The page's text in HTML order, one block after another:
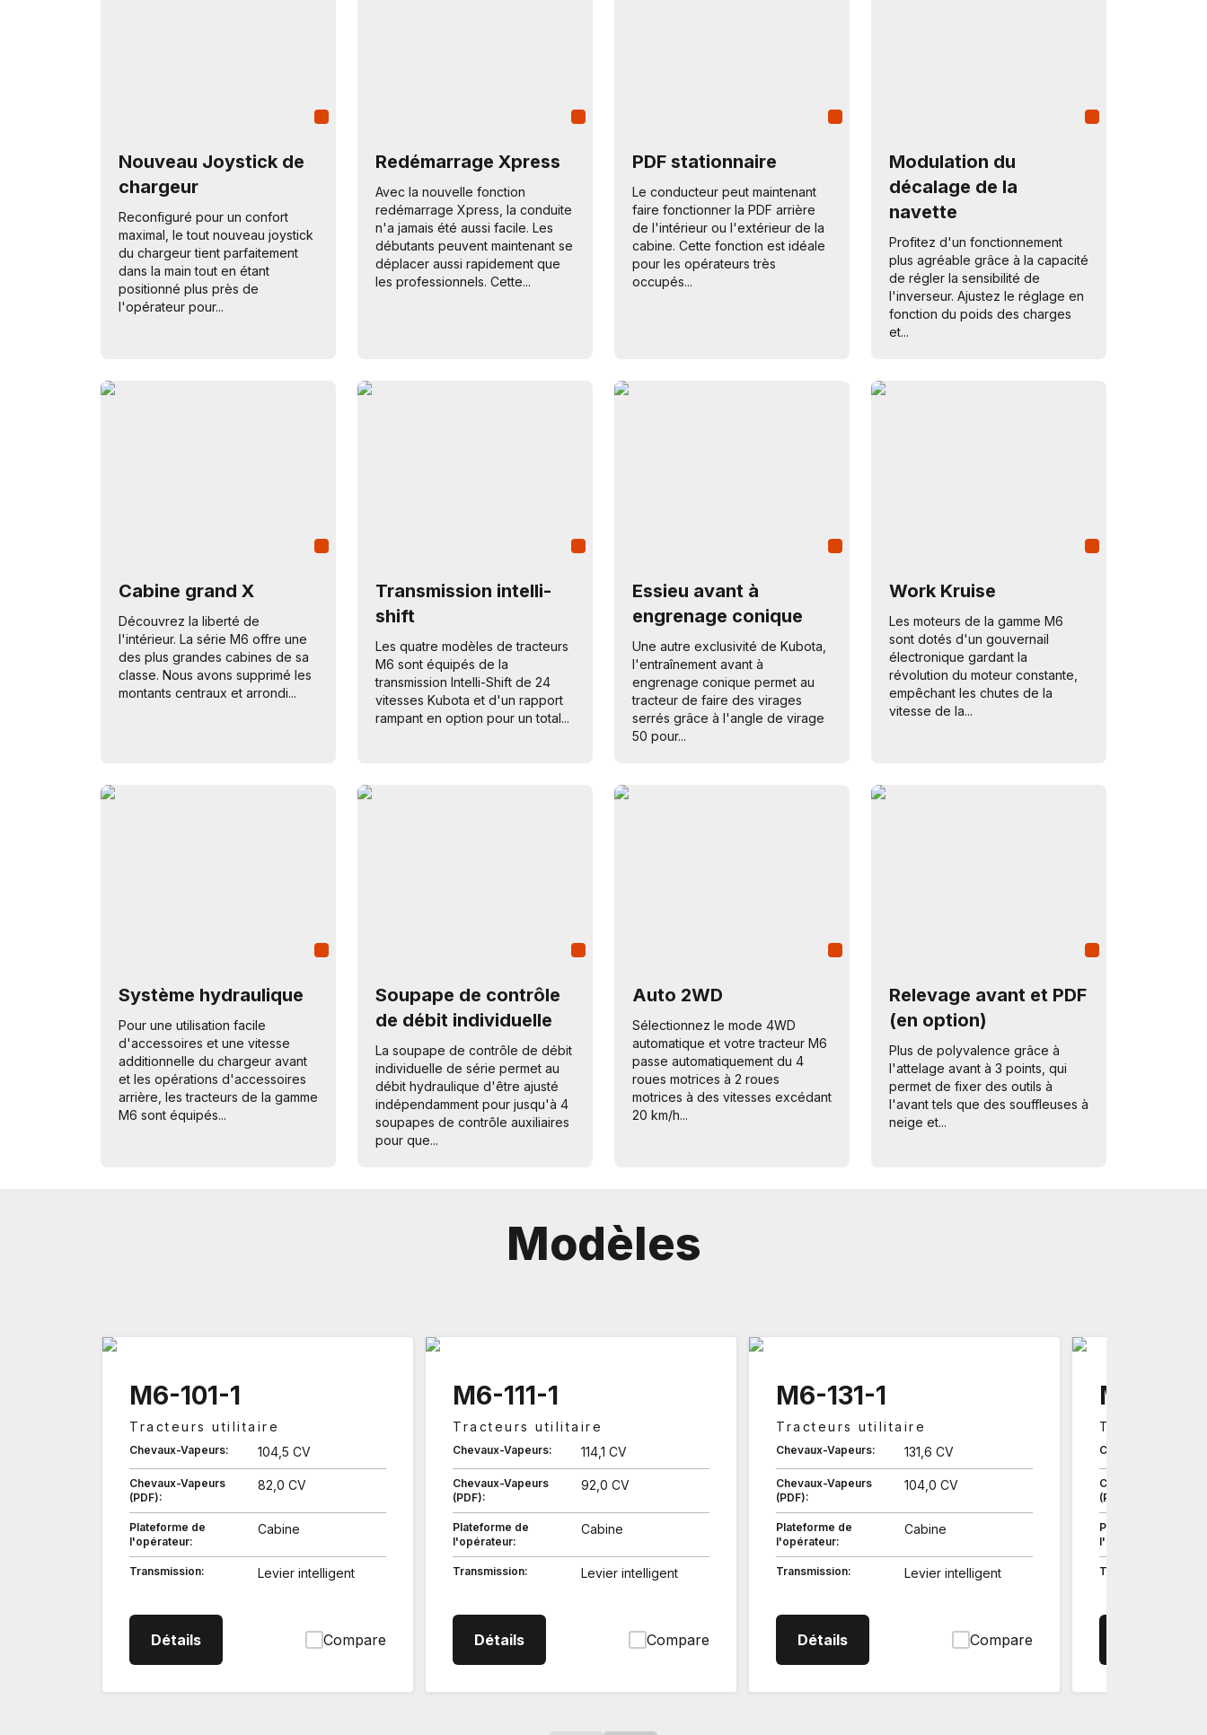
Nouveau Joystick de
chargeur
Reconfiguré pour un confort
maximal, le tout nouveau joystick
du chargeur tient parfaitement
dans la main tout en étant
positionné plus près de
l'opérateur pour...
Redémarrage Xpress
Avec la nouvelle fonction
redémarrage Xpress, la conduite
n'a jamais été aussi facile. Les
débutants peuvent maintenant se
déplacer aussi rapidement que
les professionnels. Cette...
PDF stationnaire
Le conducteur peut maintenant
faire fonctionner la PDF arrière
de l'intérieur ou l'extérieur de la
cabine. Cette fonction est idéale
pour les opérateurs très
occupés...
Modulation du
décalage de la
navette
Profitez d'un fonctionnement
plus agréable grâce à la capacité
de régler la sensibilité de
l'inverseur. Ajustez le réglage en
fonction du poids des charges
et...
Cabine grand X
Découvrez la liberté de
l'intérieur. La série M6 offre une
des plus grandes cabines de sa
classe. Nous avons supprimé les
montants centraux et arrondi...
Transmission intelli-
shift
Les quatre modèles de tracteurs
M6 sont équipés de la
transmission Intelli-Shift de 24
vitesses Kubota et d'un rapport
rampant en option pour un total...
Essieu avant à
engrenage conique
Une autre exclusivité de Kubota,
l'entraînement avant à
engrenage conique permet au
tracteur de faire des virages
serrés grâce à l'angle de virage
50 pour...
Work Kruise
Les moteurs de la gamme M6
sont dotés d'un gouvernail
électronique gardant la
révolution du moteur constante,
empêchant les chutes de la
vitesse de la...
Système hydraulique
Pour une utilisation facile
d'accessoires et une vitesse
additionnelle du chargeur avant
et les opérations d'accessoires
arrière, les tracteurs de la gamme
M6 sont équipés...
Soupape de contrôle
de débit individuelle
La soupape de contrôle de débit
individuelle de série permet au
débit hydraulique d'être ajusté
indépendamment pour jusqu'à 4
soupapes de contrôle auxiliaires
pour que...
Auto 2WD
Sélectionnez le mode 4WD
automatique et votre tracteur M6
passe automatiquement du 4
roues motrices à 2 roues
motrices à des vitesses excédant
20 km/h...
Relevage avant et PDF
(en option)
Plus de polyvalence grâce à
l'attelage avant à 3 points, qui
permet de fixer des outils à
l'avant tels que des souffleuses à
neige et...
Modèles
M6-101-1
Tracteurs utilitaire
Chevaux-Vapeurs: 104,5 CV
Chevaux-Vapeurs
(PDF):
82,0 CV
Plateforme de
l'opérateur:
Cabine
Transmission: Levier intelligent
DétailsM61011 Tracteurs utilitaire
Compare
M6-111-1
Tracteurs utilitaire
Chevaux-Vapeurs: 114,1 CV
Chevaux-Vapeurs
(PDF):
92,0 CV
Plateforme de
l'opérateur:
Cabine
Transmission: Levier intelligent
DétailsM61111 Tracteurs utilitaire
Compare
M6-131-1
Tracteurs utilitaire
Chevaux-Vapeurs: 131,6 CV
Chevaux-Vapeurs
(PDF):
104,0 CV
Plateforme de
l'opérateur:
Cabine
Transmission: Levier intelligent
DétailsM61311 Tracteurs utilitaire
Compare
M6-141-
Tracteurs
Chevaux-Vapeurs:
Chevaux-Vapeurs
(PDF):
Plateforme de
l'opérateur:
Transmission: